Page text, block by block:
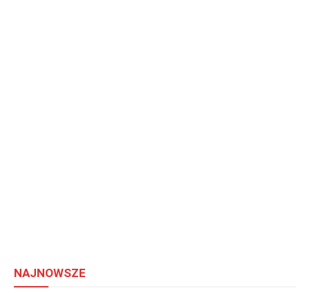
NAJNOWSZE